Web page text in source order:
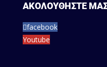
ΑΚΟΛΟΥΘΗΣΤΕ
facebook
Youtube